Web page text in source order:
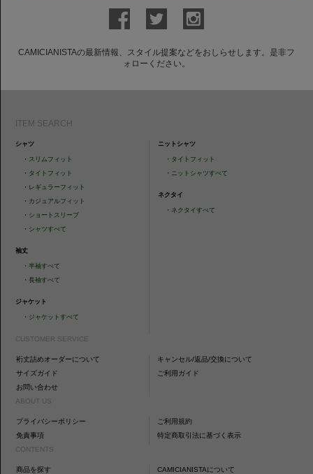
CAMICIANISTAの最新情報、スタイル提案などをおしらせします。是非フ
ォローください。
ITEM SEARCH
シャツ
・ スリムフィット
・ タイトフィット
・ レギュラーフィット
・ カジュアルフィット
・ ショートスリーブ
・ シャツすべて
袖丈
・半袖すべて
・長袖すべて
ジャケット
・ ジャケットすべて
ニットシャツ
・ タイトフィット
・ ニットシャツすべて
ネクタイ
・ ネクタイすべて
CUSTOMER SERVICE
裄丈詰めオーダーについて
キャンセル/返品/交換について
サイズガイド
ご利用ガイド
お問い合わせ
ABOUT US
プライバシーポリシー
ご利用規約
免責事項
特定商取引法に基づく表示
CONTENTS
商品を探す
CAMICIANISTAについて